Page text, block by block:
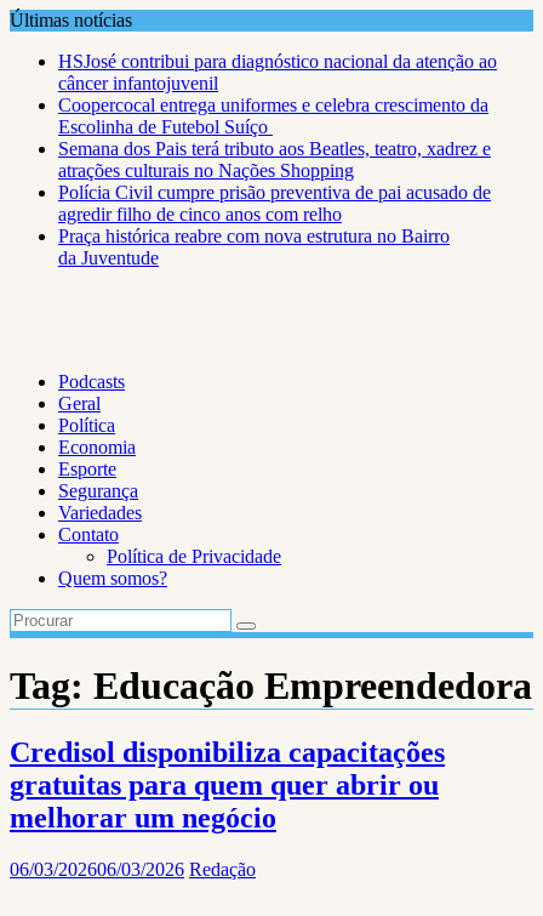
Skip
content
Últimas notícias
HSJosé contribui para diagnóstico nacional da atenção ao
câncer infantojuvenil
Coopercocal entrega uniformes e celebra crescimento da
Escolinha de Futebol Suíço
Semana dos Pais terá tributo aos Beatles, teatro, xadrez e
atrações culturais no Nações Shopping
Polícia Civil cumpre prisão preventiva de pai acusado de
agredir filho de cinco anos com relho
Praça histórica reabre com nova estrutura no Bairro
da Juventude
Podcasts
Geral
Política
Economia
Esporte
Segurança
Variedades
Contato
Política de Privacidade
Quem somos?
Tag: Educação Empreendedora
Credisol disponibiliza capacitações
gratuitas para quem quer abrir ou
melhorar um negócio
06/03/202606/03/2026 Redação